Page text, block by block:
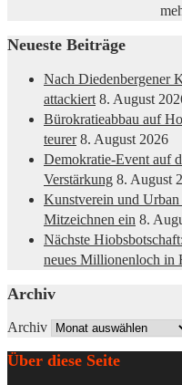
Neueste Beiträge
Nach Diedenbergener
attackiert 8. August
Bürokratieabbau auf
teurer 8. August 2026
Demokratie-Event auf
Verstärkung 8. August
Kunstverein und
Mitzeichnen ein 8.
Nächste
neues Millionenloch in
Archiv
Archiv
Über diese Seite